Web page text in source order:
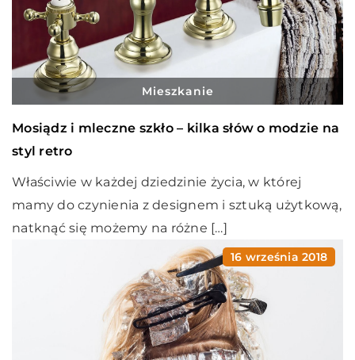
Mieszkanie
Mosiądz i mleczne szkło – kilka słów o modzie na
styl retro
Właściwie w każdej dziedzinie życia, w której
mamy do czynienia z designem i sztuką użytkową,
natknąć się możemy na różne […]
16 września 2018